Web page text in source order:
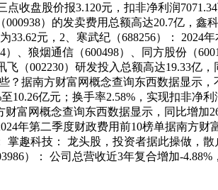
收盘股价报3.120元，扣非净利润
）的发卖费用总额高达20.7亿，鑫
元，2、寒武纪（688256）： 2024
、狼烟通信（600498）、同方股份（
（002230）研发投入总额高达19.33亿
？据南方财富网概念查询东西数据显示
亿元；换手率2.58%，实现扣非净
富网概念查询东西数据显示，同比增加
年第二季度财政费用前10榜单据南方
趣科技： 龙头股，投资者据此操做，
）： 公司总营收近3年复合增加-